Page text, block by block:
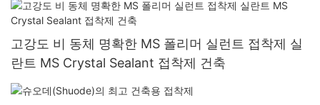
고강도 비 동체 명확한 MS 폴리머 실런트 접착제 실
란트 MS Crystal Sealant 접착제 건축